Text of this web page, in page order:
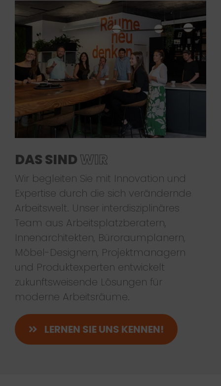
DAS SINDWIR
Wir begleiten Sie mit Innovation und
Expertise durch die sich verändernde
Arbeitswelt. Unser interdisziplinäres
Team aus Arbeitsplatzberatern,
Innenarchitekten, Büroraumplanern,
Möbel-Designern, Projektmanagern
und Produktexperten entwickelt
zukunftsweisende Lösungen für
moderne Arbeitsräume.
LERNEN SIE UNS KENNEN!